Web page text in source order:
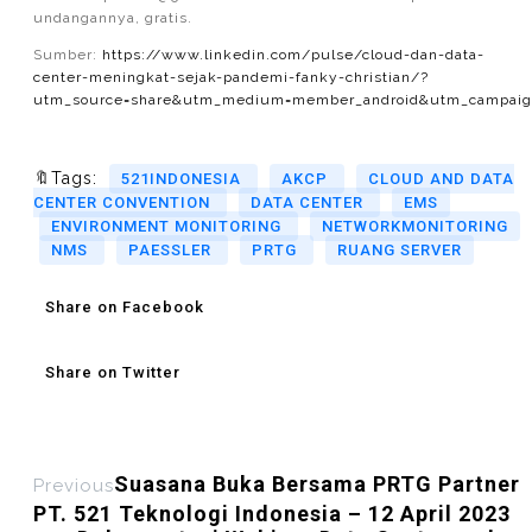
undangannya, gratis.
Sumber: https://www.linkedin.com/pulse/cloud-dan-data-
center-meningkat-sejak-pandemi-fanky-christian/?
🔖Tags: 521INDONESIA AKCP
CLOUD AND DATA
CENTER CONVENTION
DATA CENTER
EMS
ENVIRONMENT MONITORING
NETWORKMONITORING
NMS
PAESSLER PRTG RUANG SERVER
Share on Facebook
Share on Twitter
PreviousSuasana Buka Bersama PRTG Partner
PT. 521 Teknologi Indonesia – 12 April 2023